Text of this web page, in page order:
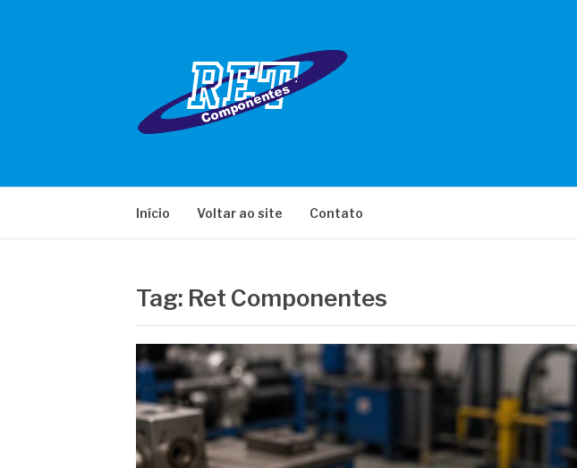
Início Voltar ao site Contato
Tag: Ret Componentes